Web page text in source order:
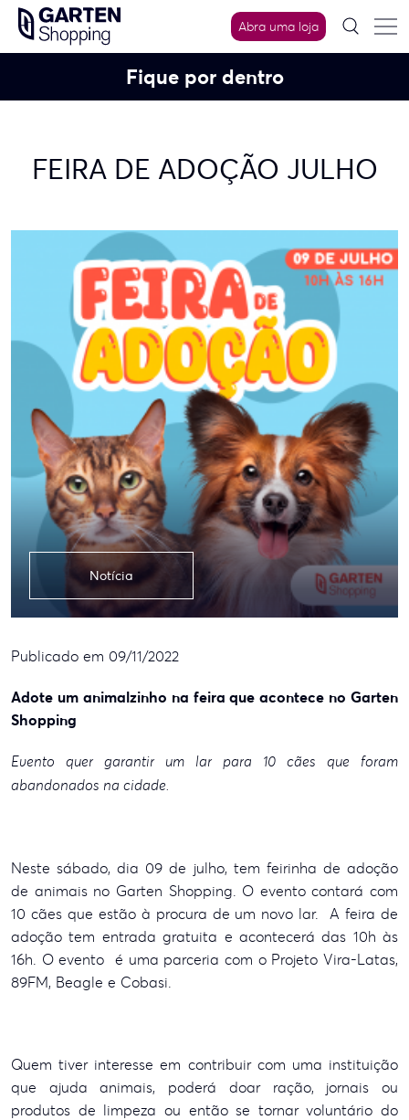
Skip
content
Abra uma loja
Fique por dentro
FEIRA DE ADOÇÃO JULHO
Notícia
Publicado em 09/11/2022
Adote um animalzinho na feira que acontece no Garten
Shopping
Evento quer garantir um lar para 10 cães que foram
abandonados na cidade.
Neste sábado, dia 09 de julho, tem feirinha de adoção
de animais no Garten Shopping. O evento contará com
10 cães que estão à procura de um novo lar. A feira de
adoção tem entrada gratuita e acontecerá das 10h às
16h. O evento é uma parceria com o Projeto Vira-Latas,
89FM, Beagle e Cobasi.
Quem tiver interesse em contribuir com uma instituição
que ajuda animais, poderá doar ração, jornais ou
produtos de limpeza ou então se tornar voluntário do